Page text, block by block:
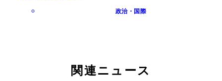
政治・国際
関連ニュース